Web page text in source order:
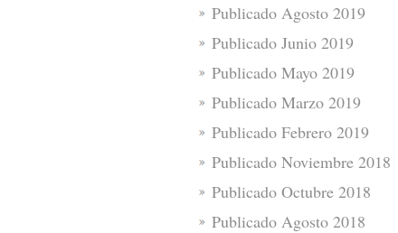
Publicado Agosto 2019
Publicado Junio 2019
Publicado Mayo 2019
Publicado Marzo 2019
Publicado Febrero 2019
Publicado Noviembre 2018
Publicado Octubre 2018
Publicado Agosto 2018